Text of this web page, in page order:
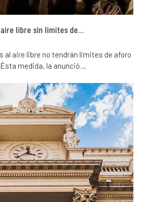
libre sin limites de…
al aire libre no tendrán limites de aforo
medida, la anunció…